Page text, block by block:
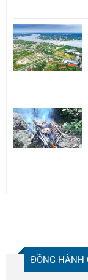
ĐỒNG HÀNH